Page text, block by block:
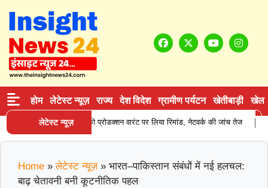
होम लेटेस्ट न्यूज़ राज्य देश विदेश ग्रामीण पर्यटन खेतीबाड़ी खेल
लेटेस्ट न्यूज़
सप्लाई करने वाले आरोपी को प्रोडक्शन वारंट पर लिया रिमांड, नेटवर्क की जांच तेज
Home » लेटेस्ट न्यूज़ »भारत–पाकिस्तान संबंधों में नई हलचल:
बाढ़ चेतावनी बनी कूटनीतिक पहल